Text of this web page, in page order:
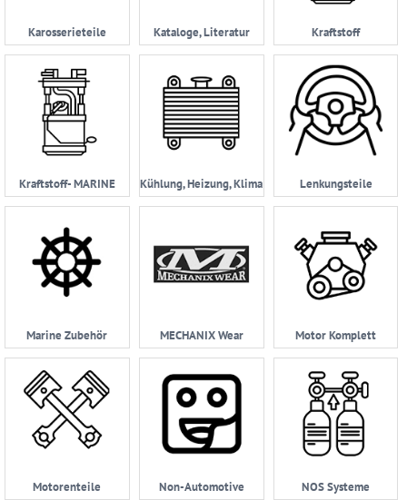
Karosserieteile Kataloge, Literatur Kraftstoff
Kraftstoff- MARINE Kühlung, Heizung, Klima Lenkungsteile
Marine Zubehör MECHANIX Wear Motor Komplett
Motorenteile Non-Automotive NOS Systeme